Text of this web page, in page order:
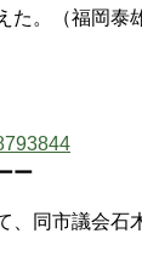
。（福岡泰
ー
同市議会石